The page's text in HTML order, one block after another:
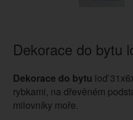
Dekorace do bytu
Dekorace do bytu loď
rybkami, na dřevěném
milovníky moře.